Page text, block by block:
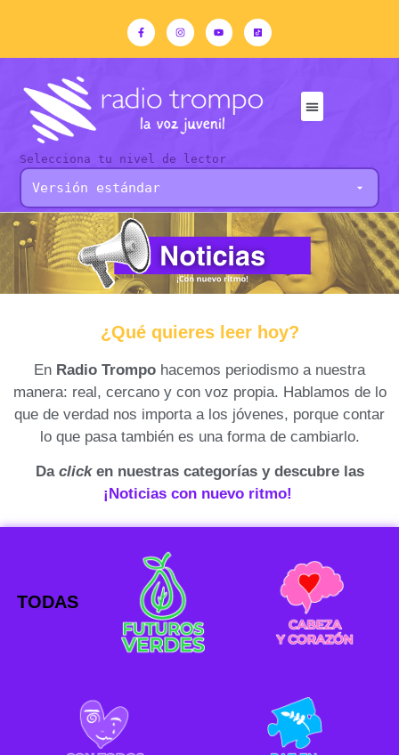
Selecciona tu nivel de lector
¿Qué quieres leer hoy?
En Radio Trompo hacemos periodismo a nuestra
manera: real, cercano y con voz propia. Hablamos de lo
que de verdad nos importa a los jóvenes, porque contar
lo que pasa también es una forma de cambiarlo.
Da clicken nuestras categorías y descubre las
¡Noticias con nuevo ritmo!
TODAS